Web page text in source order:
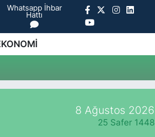
Whatsapp İhbar
Hattı
8 Ağustos 2026
25 Safer 1448